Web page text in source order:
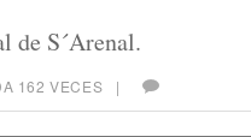
de S´Arenal.
162 VECES |